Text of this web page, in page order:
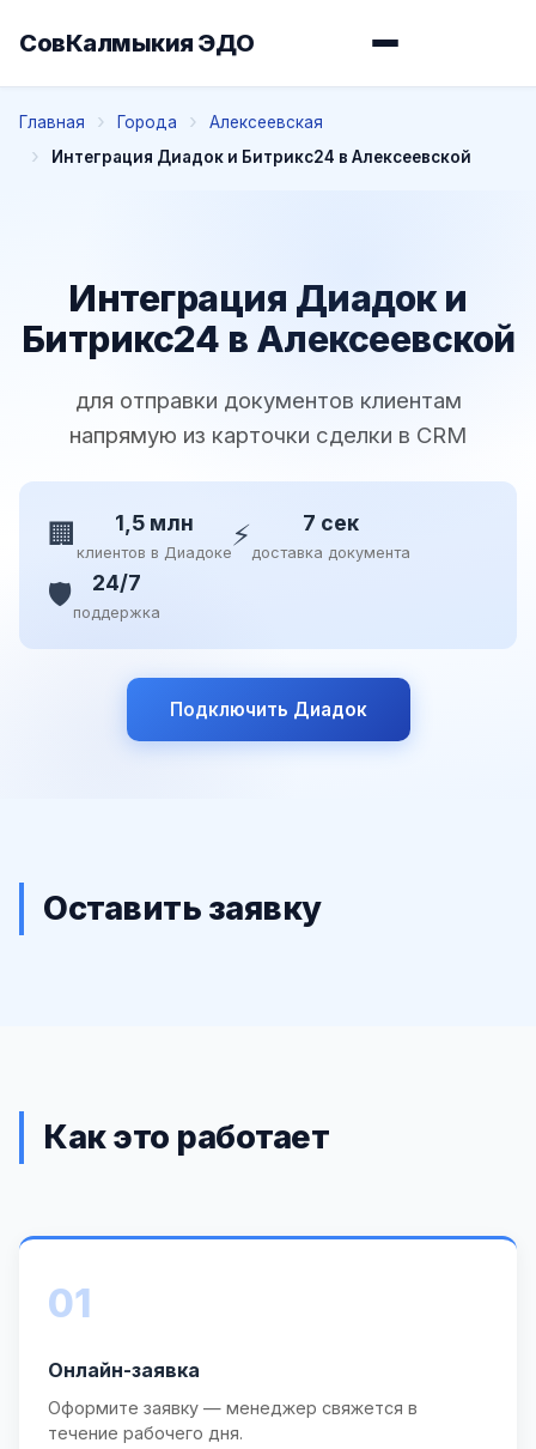
СовКалмыкия ЭДО
Главная Города
Алексеевская
Интеграция Диадок и Битрикс24 в Алексеевской
Интеграция Диадок и
Битрикс24 в Алексеевской
для отправки документов клиентам
напрямую из карточки сделки в CRM
🏢 1,5 млн
клиентов в Диадоке⚡ 7 сек
доставка документа
🛡️ 24/7
поддержка
Подключить Диадок
Оставить заявку
Как это работает
01
Онлайн-заявка
Оформите заявку — менеджер свяжется в
течение рабочего дня.